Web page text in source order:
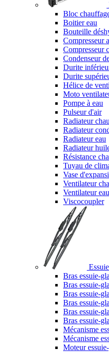
Bloc
Boitier eau
Bouteille
Compresseur
Compresseur
Condenseur
Durite
Durite
Hélice de
Moto
Pompe à eau
Pulseur d'air
Radiateur
Radiateur
Radiateur eau
Radiateur
Résistance
Tuyau de
Vase
Ventilateur
Ventilateur eau
Viscocoupler
Bras essuie-
Bras essuie-
Bras essuie-
Bras essuie-
Bras essuie-
Bras essuie-
Mécanisme
Mécanisme
Moteur